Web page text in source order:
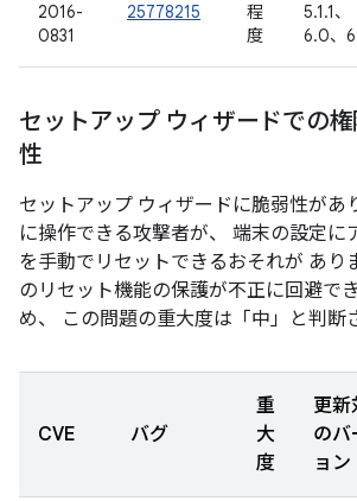
2016-
0831
25778215
程
度
5.1.1、
6.0、
セットアップ ウィザードでの
性
セットアップ ウィザードに脆弱性があ
に操作できる攻撃者が、 端末の設定に
を手動でリセットできるおそれが あり
のリセット機能の保護が不正に回避で
め、 この問題の重大度は「中」と判断
CVE バグ
重
大
度
更新
のバ
ョン